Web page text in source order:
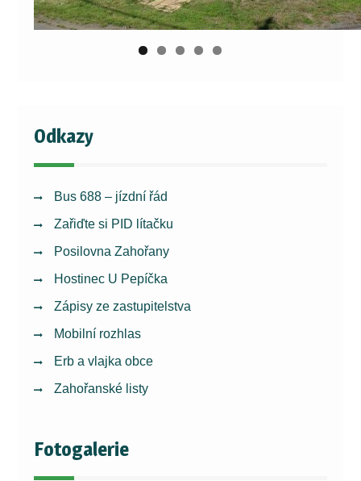
Odkazy
Bus 688 – jízdní řád
Zařiďte si PID lítačku
Posilovna Zahořany
Hostinec U Pepíčka
Zápisy ze zastupitelstva
Mobilní rozhlas
Erb a vlajka obce
Zahořanské listy
Fotogalerie